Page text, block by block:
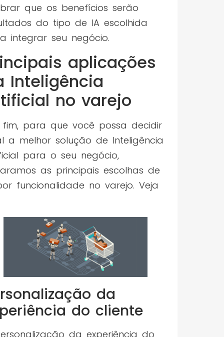
que os benefícios serão
do tipo de IA escolhida
integrar seu negócio.
aplicações
Inteligência
no varejo
fim, para que você possa decidir
a melhor solução de Inteligência
para o seu negócio,
as principais escolhas de
funcionalidade no varejo. Veja
da
do cliente
da experiência do